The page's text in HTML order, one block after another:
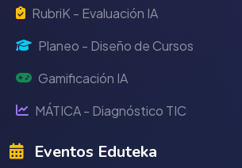
RubriK - Evaluación IA
Planeo - Diseño de Cursos
Gamificación IA
MÁTICA - Diagnóstico TIC
Eventos Eduteka